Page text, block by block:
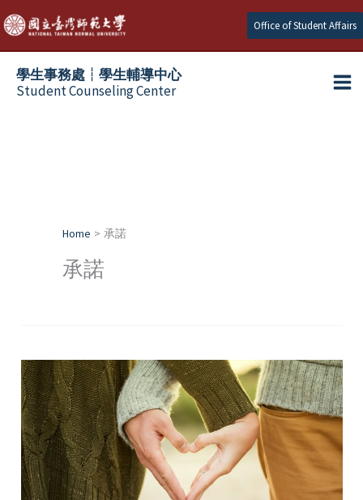
Skip
to
content
Office of Student Affairs
學生事務處┆學生輔導中心
Student Counseling Center
Home 承諾
承諾